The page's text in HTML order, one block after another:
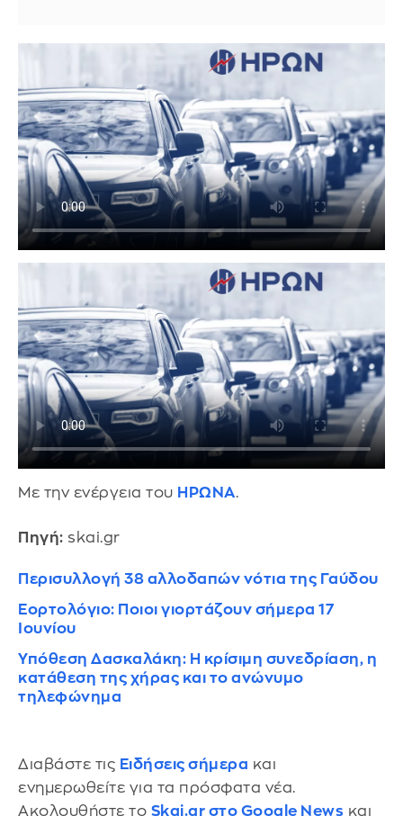
Με την ενέργεια του ΗΡΩΝΑ.
Πηγή: skai.gr
Περισυλλογή 38 αλλοδαπών νότια της Γαύδου
Εορτολόγιο: Ποιοι γιορτάζουν σήμερα 17
Ιουνίου
Υπόθεση Δασκαλάκη: Η κρίσιμη συνεδρίαση, η
κατάθεση της χήρας και το ανώνυμο
τηλεφώνημα
Διαβάστε τις Ειδήσεις σήμερα και
ενημερωθείτε για τα πρόσφατα νέα.
Ακολουθήστε το Skai.gr στο Google News και